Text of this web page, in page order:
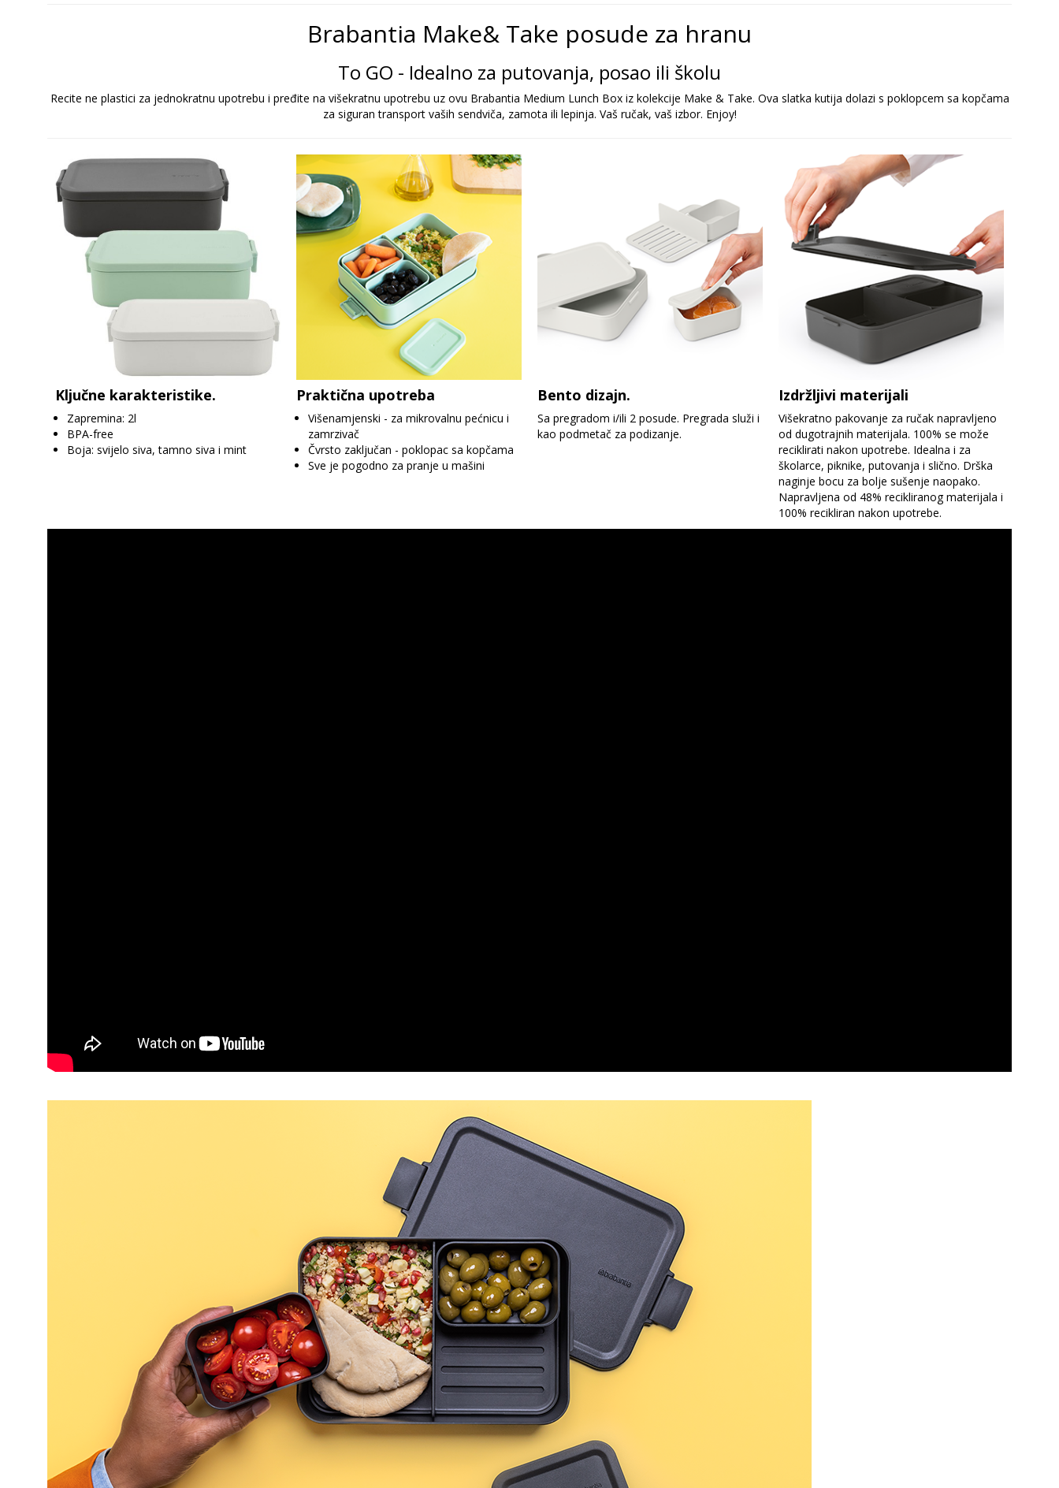
Brabantia Make& Take posude za hranu
To GO - Idealno za putovanja, posao ili školu
Recite ne plastici za jednokratnu upotrebu i pređite na višekratnu upotrebu uz ovu Brabantia Medium Lunch Box iz kolekcije Make & Take. Ova slatka kutija dolazi s poklopcem sa kopčama
za siguran transport vaših sendviča, zamota ili lepinja. Vaš ručak, vaš izbor. Enjoy!
Ključne karakteristike.
Zapremina: 2l
BPA-free
Boja: svijelo siva, tamno siva i mint
Praktična upotreba
Višenamjenski - za mikrovalnu pećnicu i
zamrzivač
Čvrsto zaključan - poklopac sa kopčama
Sve je pogodno za pranje u mašini
Bento dizajn.
Sa pregradom i/ili 2 posude. Pregrada služi i
kao podmetač za podizanje.
Izdržljivi materijali
Višekratno pakovanje za ručak napravljeno
od dugotrajnih materijala. 100% se može
reciklirati nakon upotrebe. Idealna i za
školarce, piknike, putovanja i slično. Drška
naginje bocu za bolje sušenje naopako.
Napravljena od 48% recikliranog materijala i
100% recikliran nakon upotrebe.